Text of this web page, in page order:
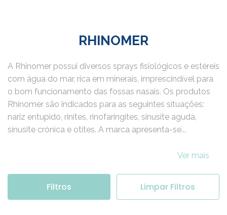
RHINOMER
A Rhinomer possui diversos sprays fisiológicos e estéreis
com água do mar, rica em minerais, imprescindível para
o bom funcionamento das fossas nasais. Os produtos
Rhinomer são indicados para as seguintes situações:
nariz entupido, rinites, rinofaringites, sinusite aguda,
sinusite crónica e otites. A marca apresenta-se...
Ver mais
Filtros Limpar Filtros